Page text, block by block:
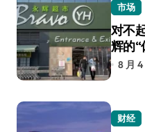
市场
对不
辉的“
8 月
财经